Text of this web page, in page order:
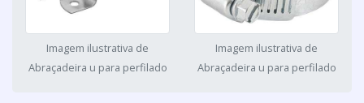
Imagem ilustrativa de
Abraçadeira u para perfilado
Imagem ilustrativa de
Abraçadeira u para perfilado